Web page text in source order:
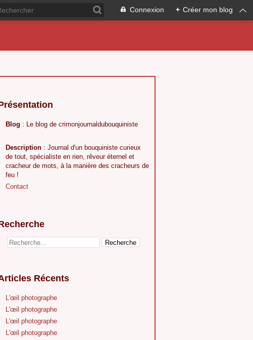
Connexion + Créer mon blog
Blog : Le blog de crimonjournaldubouquiniste
Description : Journal d'un bouquiniste curieux
de tout, spécialiste en rien, rêveur éternel et
cracheur de mots, à la manière des cracheurs de
feu !
Contact
Récents
L'œil photographe
L'œil photographe
L'œil photographe
L'œil photographe